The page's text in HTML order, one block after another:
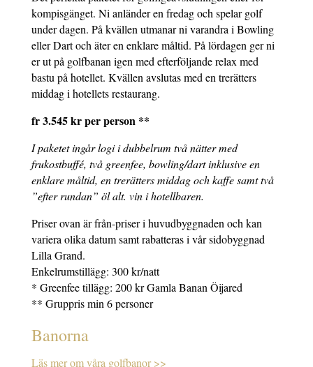
kompisgänget. Ni anländer en fredag och spelar golf
under dagen. På kvällen utmanar ni varandra i Bowling
eller Dart och äter en enklare måltid. På lördagen ger ni
er ut på golfbanan igen med efterföljande relax med
bastu på hotellet. Kvällen avslutas med en trerätters
middag i hotellets restaurang.
fr 3.545 kr per person **
I paketet ingår logi i dubbelrum två nätter med
frukostbuffé, två greenfee, bowling/dart inklusive en
enklare måltid, en trerätters middag och kaffe samt två
”efter rundan” öl alt. vin i hotellbaren.
Priser ovan är från-priser i huvudbyggnaden och kan
variera olika datum samt rabatteras i vår sidobyggnad
Lilla Grand.
Enkelrumstillägg: 300 kr/natt
* Greenfee tillägg: 200 kr Gamla Banan Öijared
** Gruppris min 6 personer
Banorna
Läs mer om våra golfbanor >>